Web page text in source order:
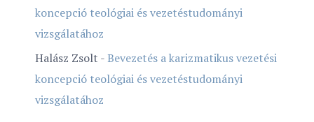
koncepció teológiai és vezetéstudományi
vizsgálatához
Halász Zsolt -Bevezetés a karizmatikus vezetési
koncepció teológiai és vezetéstudományi
vizsgálatához